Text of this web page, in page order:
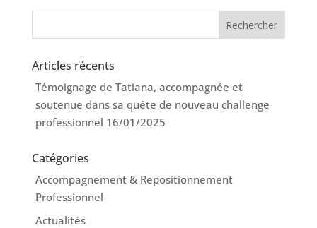
Articles récents
Témoignage de Tatiana, accompagnée et
soutenue dans sa quête de nouveau challenge
professionnel 16/01/2025
Catégories
Accompagnement & Repositionnement
Professionnel
Actualités